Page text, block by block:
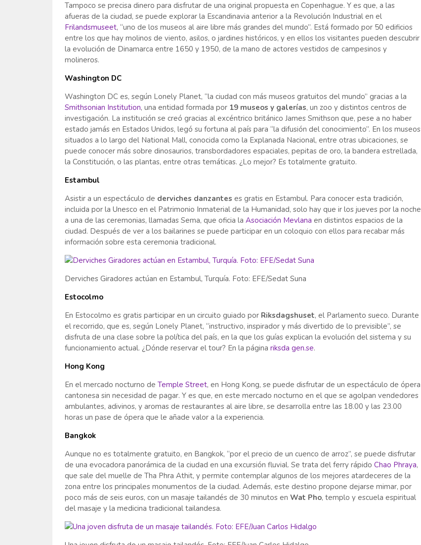
Tampoco se precisa dinero para disfrutar de una original propuesta en Copenhague. Y es que, a las
afueras de la ciudad, se puede explorar la Escandinavia anterior a la Revolución Industrial en el
Frilandsmuseet, “uno de los museos al aire libre más grandes del mundo”. Está formado por 50 edificios
entre los que hay molinos de viento, asilos, o jardines históricos, y en ellos los visitantes pueden descubrir
la evolución de Dinamarca entre 1650 y 1950, de la mano de actores vestidos de campesinos y
molineros.
Washington DC
Washington DC es, según Lonely Planet, “la ciudad con más museos gratuitos del mundo” gracias a la
Smithsonian Institution, una entidad formada por 19 museos y galerías, un zoo y distintos centros de
investigación. La institución se creó gracias al excéntrico británico James Smithson que, pese a no haber
estado jamás en Estados Unidos, legó su fortuna al país para “la difusión del conocimiento”. En los museos
situados a lo largo del National Mall, conocida como la Explanada Nacional, entre otras ubicaciones, se
puede conocer más sobre dinosaurios, transbordadores espaciales, pepitas de oro, la bandera estrellada,
la Constitución, o las plantas, entre otras temáticas. ¿Lo mejor? Es totalmente gratuito.
Estambul
Asistir a un espectáculo de derviches danzantes es gratis en Estambul. Para conocer esta tradición,
incluida por la Unesco en el Patrimonio Inmaterial de la Humanidad, solo hay que ir los jueves por la noche
a una de las ceremonias, llamadas Sema, que oficia la Asociación Mevlana en distintos espacios de la
ciudad. Después de ver a los bailarines se puede participar en un coloquio con ellos para recabar más
información sobre esta ceremonia tradicional.
Derviches Giradores actúan en Estambul, Turquía. Foto: EFE/Sedat Suna
Estocolmo
En Estocolmo es gratis participar en un circuito guiado por Riksdagshuset, el Parlamento sueco. Durante
el recorrido, que es, según Lonely Planet, “instructivo, inspirador y más divertido de lo previsible”, se
disfruta de una clase sobre la política del país, en la que los guías explican la evolución del sistema y su
funcionamiento actual. ¿Dónde reservar el tour? En la página riksda gen.se.
Hong Kong
En el mercado nocturno de Temple Street, en Hong Kong, se puede disfrutar de un espectáculo de ópera
cantonesa sin necesidad de pagar. Y es que, en este mercado nocturno en el que se agolpan vendedores
ambulantes, adivinos, y aromas de restaurantes al aire libre, se desarrolla entre las 18.00 y las 23.00
horas un pase de ópera que le añade valor a la experiencia.
Bangkok
Aunque no es totalmente gratuito, en Bangkok, “por el precio de un cuenco de arroz”, se puede disfrutar
de una evocadora panorámica de la ciudad en una excursión fluvial. Se trata del ferry rápido Chao Phraya,
que sale del muelle de Tha Phra Athit, y permite contemplar algunos de los mejores atardeceres de la
zona entre los principales monumentos de la ciudad. Además, este destino propone dejarse mimar, por
poco más de seis euros, con un masaje tailandés de 30 minutos en Wat Pho, templo y escuela espiritual
del masaje y la medicina tradicional tailandesa.